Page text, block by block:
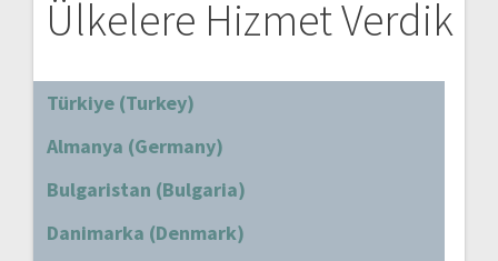
Ülkelere Hizmet Verdik
Türkiye (Turkey)
Almanya (Germany)
Bulgaristan (Bulgaria)
Danimarka (Denmark)